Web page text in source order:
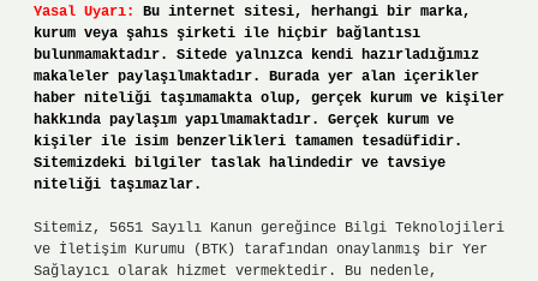
Yasal Uyarı:
Bu internet sitesi, herhangi bir marka,
kurum veya şahıs şirketi ile hiçbir bağlantısı
bulunmamaktadır. Sitede yalnızca kendi hazırladığımız
makaleler paylaşılmaktadır. Burada yer alan içerikler
haber niteliği taşımamakta olup, gerçek kurum ve kişiler
hakkında paylaşım yapılmamaktadır. Gerçek kurum ve
kişiler ile isim benzerlikleri tamamen tesadüfidir.
Sitemizdeki bilgiler taslak halindedir ve tavsiye
niteliği taşımazlar.
Sitemiz, 5651 Sayılı Kanun gereğince Bilgi Teknolojileri
ve İletişim Kurumu (BTK) tarafından onaylanmış bir Yer
Sağlayıcı olarak hizmet vermektedir. Bu nedenle,